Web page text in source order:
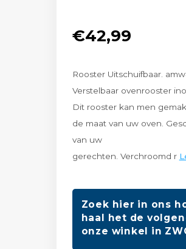
€42,99
Rooster Uitschuifbaar.
Verstelbaar ovenrooster
Dit rooster kan men
de maat van uw oven.
van uw
gerechten. Verchroomd r
Zoek hier in ons
haal het de
onze winkel in